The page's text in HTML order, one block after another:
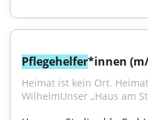
Pflegehelfer*innen
Heimat ist kein Ort.
WilhelmUnser „Haus am